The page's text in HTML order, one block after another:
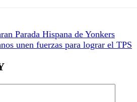
Parada Hispana de Yonkers
unen fuerzas para lograr el TPS